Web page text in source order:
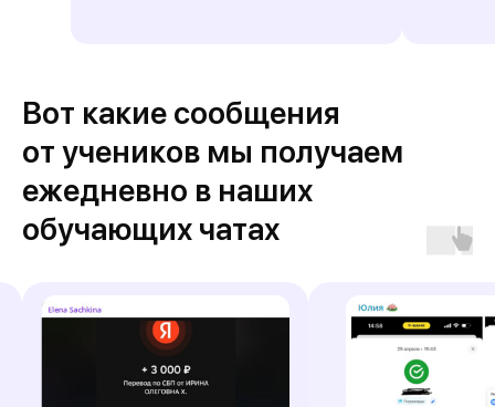
Вот какие сообщения
от учеников мы получаем
ежедневно в наших
обучающих чатах